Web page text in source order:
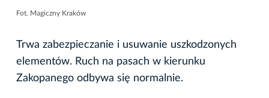
Fot. Magiczny Kraków
Trwa zabezpieczanie i usuwanie uszkodzonych
elementów. Ruch na pasach w kierunku
Zakopanego odbywa się normalnie.